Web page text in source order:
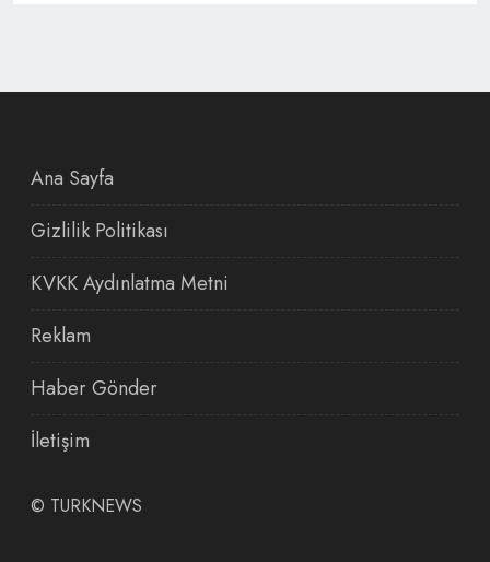
Ana Sayfa
Gizlilik Politikası
KVKK Aydınlatma Metni
Reklam
Haber Gönder
İletişim
© TURKNEWS